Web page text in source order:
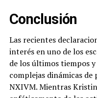
Conclusión
Las recientes
interés en uno de los
de los últimos tiempos
complejas dinámicas
NXIVM. Mientras